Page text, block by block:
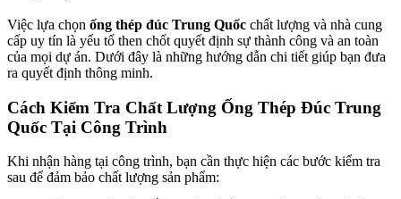
Việc lựa chọn ống thép đúc Trung Quốc chất lượng và nhà cung
cấp uy tín là yếu tố then chốt quyết định sự thành công và an toàn
của mọi dự án. Dưới đây là những hướng dẫn chi tiết giúp bạn đưa
ra quyết định thông minh.
Cách Kiểm Tra Chất Lượng Ống Thép Đúc Trung
Quốc Tại Công Trình
Khi nhận hàng tại công trình, bạn cần thực hiện các bước kiểm tra
sau để đảm bảo chất lượng sản phẩm: